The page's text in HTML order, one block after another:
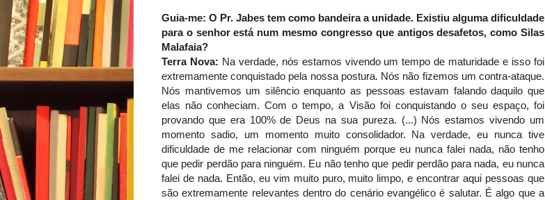
Guia-me: O Pr. Jabes tem como bandeira a unidade. Existiu alguma dificuldade
para o senhor está num mesmo congresso que antigos desafetos, como Silas
Malafaia?
Terra Nova: Na verdade, nós estamos vivendo um tempo de maturidade e isso foi
extremamente conquistado pela nossa postura. Nós não fizemos um contra-ataque.
Nós mantivemos um silêncio enquanto as pessoas estavam falando daquilo que
elas não conheciam. Com o tempo, a Visão foi conquistando o seu espaço, foi
provando que era 100% de Deus na sua pureza. (...) Nós estamos vivendo um
momento sadio, um momento muito consolidador. Na verdade, eu nunca tive
dificuldade de me relacionar com ninguém porque eu nunca falei nada, não tenho
que pedir perdão para ninguém. Eu não tenho que pedir perdão para nada, eu nunca
falei de nada. Então, eu vim muito puro, muito limpo, e encontrar aqui pessoas que
são extremamente relevantes dentro do cenário evangélico é salutar. É algo que a